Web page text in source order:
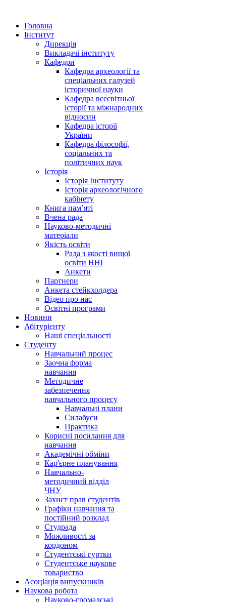
Головна
Інститут
Дирекція
Викладачі інституту
Кафедри
Кафедра археології та
спеціальних галузей
історичної науки
Кафедра всесвітньої
історії та міжнародних
відносин
Кафедра історії
України
Кафедра філософії,
соціальних та
політичних наук
Історія
Історія Інституту
Історія археологічного
кабінету
Книга памʼяті
Вчена рада
Науково-методичні
матеріали
Якість освіти
Рада з якості вищої
освіти ННІ
Анкети
Партнери
Анкета стейкхолдера
Відео про нас
Освітні програми
Hовини
Абітурієнту
Наші спеціальності
Студенту
Навчальний процес
Заочна форма
навчання
Методичне
забезпечення
навчального процесу
Навчальні плани
Силабуси
Практика
Корисні посилання для
навчання
Академічні обміни
Кар'єрне планування
Навчально-
методичний відділ
ЧНУ
Захист прав студентів
Графіки навчання та
постійний розклад
Студрада
Можливості за
кордоном
Студентські гуртки
Студентське наукове
товариство
Асоціація випускників
Наукова робота
Науково-громадські